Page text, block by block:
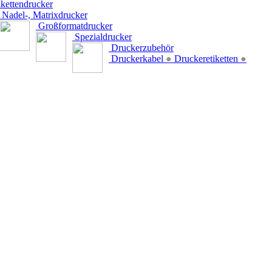
Nadel-, Matrixdrucker
Großformatdrucker
Spezialdrucker
Druckerzubehör
Druckerkabel ● Druckeretiketten ●